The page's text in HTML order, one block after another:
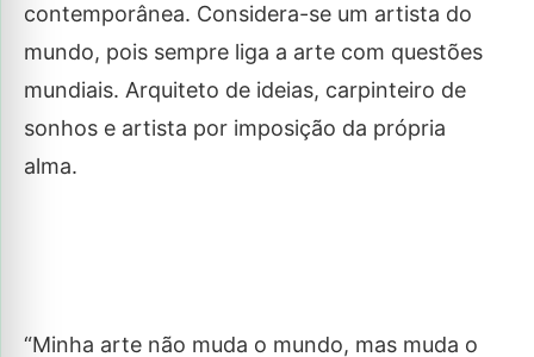
contemporânea. Considera-se um artista do
mundo, pois sempre liga a arte com questões
mundiais. Arquiteto de ideias, carpinteiro de
sonhos e artista por imposição da própria
alma.
“Minha arte não muda o mundo, mas muda o